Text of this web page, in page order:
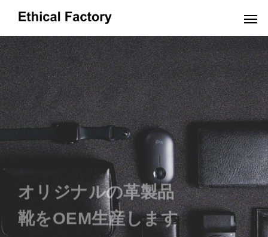
OEMだより
革小物OEMの小ロット生産でオリジナル製
品を実現するポイントと費用解説
ショルダーバッグ
OEM:コスト削減の
オリジナルの革製品
靴をOEM生産します